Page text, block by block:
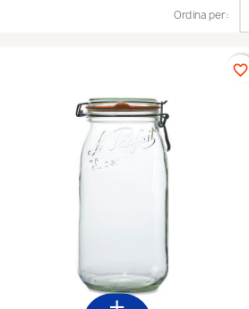
Ordina per:
favorite_border